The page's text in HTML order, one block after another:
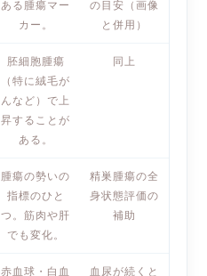
ある腫瘍マー
カー。
の目安（画像
と併用）
胚細胞腫瘍
（特に絨毛が
んなど）で上
昇することが
ある。
同上
腫瘍の勢いの
指標のひと
つ。筋肉や肝
でも変化。
精巣腫瘍の全
身状態評価の
補助
赤血球・白血
血尿が続くと